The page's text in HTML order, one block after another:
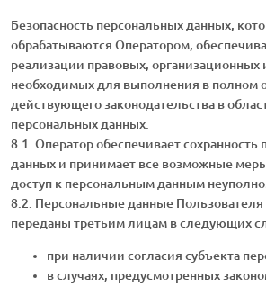
Безопасность персональных данных,
обрабатываются Оператором,
реализации правовых, организационных
необходимых для выполнения в полном
действующего законодательства в
персональных данных.
8.1. Оператор обеспечивает сохранность
данных и принимает все возможные
доступ к персональным данным
8.2. Персональные данные Пользователя
переданы третьим лицам в следующих
при наличии согласия субъекта
в случаях, предусмотренных